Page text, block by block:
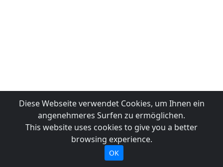
Diese Webseite verwendet Cookies, um Ihnen ein
angenehmeres Surfen zu ermöglichen.
This website uses cookies to give you a better
browsing experience.
OK